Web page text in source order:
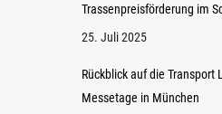
Trassenpreisförderung im
25. Juli 2025
Rückblick auf die Transport
Messetage in München